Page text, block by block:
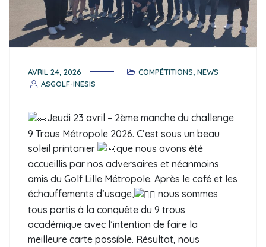
AVRIL 24, 2026 COMPÉTITIONS,NEWS
ASGOLF-INESIS
Jeudi 23 avril – 2ème manche du challenge
9 Trous Métropole 2026. C’est sous un beau
soleil printanier
que nous avons été
accueillis par nos adversaires et néanmoins
amis du Golf Lille Métropole. Après le café et les
échauffements d’usage,
nous sommes
tous partis à la conquête du 9 trous
académique avec l’intention de faire la
meilleure carte possible. Résultat, nous